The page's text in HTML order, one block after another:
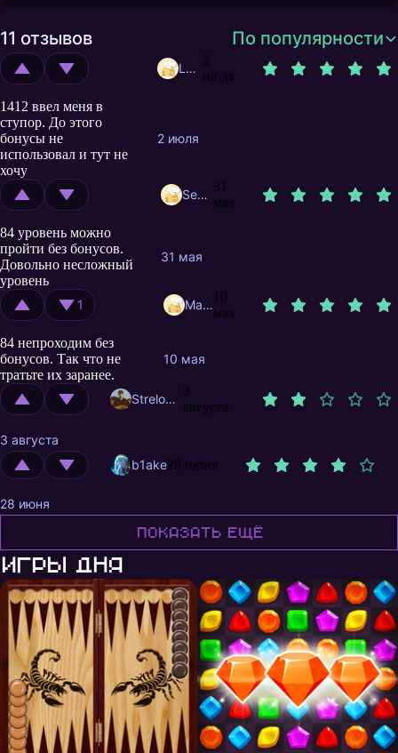
11 отзывов По популярности
Lohmat1y
2
июля
1412 ввел меня в
ступор. До этого
бонусы не
использовал и тут не
хочу
2 июля
Sega0506
31
мая
84 уровень можно
пройти без бонусов.
Довольно несложный
уровень
31 мая
1 MatroS1k
10
мая
84 непроходим без
бонусов. Так что не
тратьте их заранее.
10 мая
Strelok13
3
августа
3 августа
b1ake28 июня
28 июня
Показать ещё
Игры дня